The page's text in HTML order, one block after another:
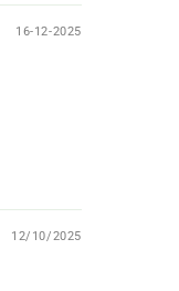
16-12-2025
12/10/2025